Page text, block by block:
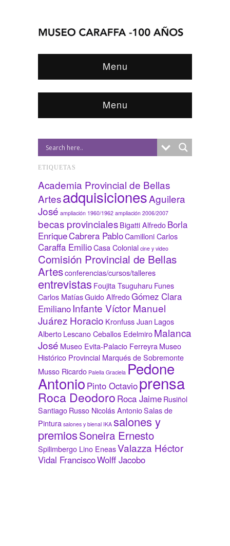
Menu
Menu
ETIQUETAS
Academia Provincial de Bellas
ArtesadquisicionesAguilera
José ampliación 1960/1962 ampliación 2006/2007
becas provincialesBigatti AlfredoBorla
EnriqueCabrera PabloCamilloni Carlos
Caraffa EmilioCasa Colonial cine y video
Comisión Provincial de Bellas
Artesconferencias/cursos/talleres
entrevistas Foujita Tsuguharu Funes
Carlos MatíasGuido AlfredoGómez Clara
EmilianoInfante Víctor Manuel
Juárez Horacio Kronfuss Juan Lagos
AlbertoLescano Ceballos EdelmiroMalanca
José Museo Evita-Palacio FerreyraMuseo
Histórico Provincial Marqués de Sobremonte
Musso Ricardo Palella Graciela Pedone
Antonio Pinto Octavioprensa
Roca Deodoro Roca JaimeRusiñol
SantiagoRusso Nicolás AntonioSalas de
Pintura salones y bienal IKA salones y
premiosSoneira Ernesto
Spilimbergo Lino EneasValazza Héctor
Vidal FranciscoWolff Jacobo